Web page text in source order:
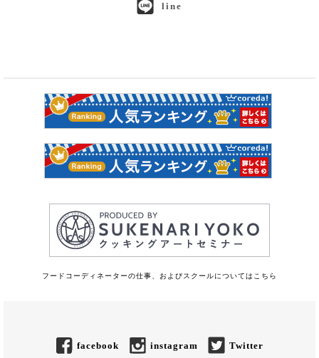
line
フードコーディネーターの仕事、およびスクールについてはこちら
facebook instagram Twitter